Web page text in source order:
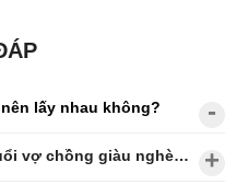
lấy nhau không?
Câu hỏi: Ý nghĩa của việc xem tuổi vợ chồng giàu nghèo?